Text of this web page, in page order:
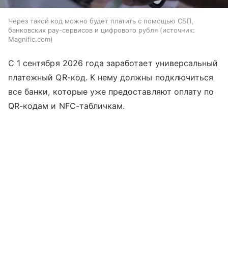
Через такой код можно будет платить с помощью СБП,
банковских pay-сервисов и цифрового рубля
источник:
Magnific.com
С 1 сентября 2026 года заработает универсальный
платежный QR-код. К нему должны подключиться
все банки, которые уже предоставляют оплату по
QR-кодам и NFC-табличкам.